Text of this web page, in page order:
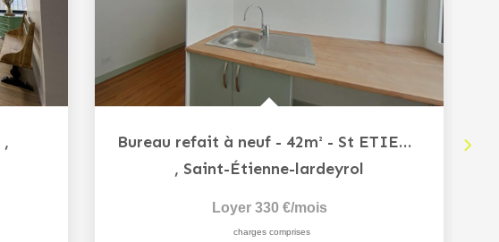
,
Bureau refait à neuf - 42m² - St ETIENNE LARDEYROL
, Saint-Étienne-lardeyrol
Loyer 330 €/mois
charges comprises